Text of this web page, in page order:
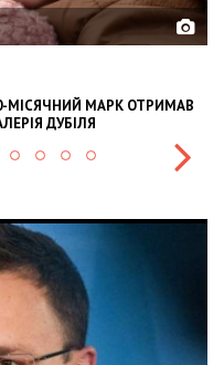
МІСЯЧНИЙ МАРК ОТРИМАВ
ДУБІЛЯ